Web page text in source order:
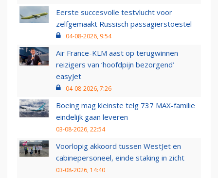
Eerste succesvolle testvlucht voor
zelfgemaakt Russisch passagierstoestel
04-08-2026, 9:54
Air France-KLM aast op terugwinnen
reizigers van ‘hoofdpijn bezorgend’
easyJet
04-08-2026, 7:26
Boeing mag kleinste telg 737 MAX-familie
eindelijk gaan leveren
03-08-2026, 22:54
Voorlopig akkoord tussen WestJet en
cabinepersoneel, einde staking in zicht
03-08-2026, 14:40